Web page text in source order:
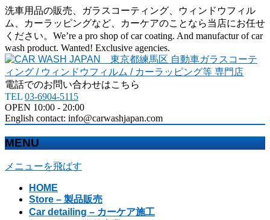
洗車用品の販売、ガラスコーティング、ウィンドウフィル
ム、カーラッピングなど、カーケアのことなら当店にお任せ
ください。We’re a pro shop of car coating. And manufactur of car
wash product. Wanted! Exclusive agencies.
電話でのお問い合わせはこちら
TEL 03-6904-5115
OPEN 10:00 - 20:00
English contact: info@carwashjapan.com
MENU
メニューを飛ばす
HOME
Store – 製品販売
Car detailing – カーケア施工